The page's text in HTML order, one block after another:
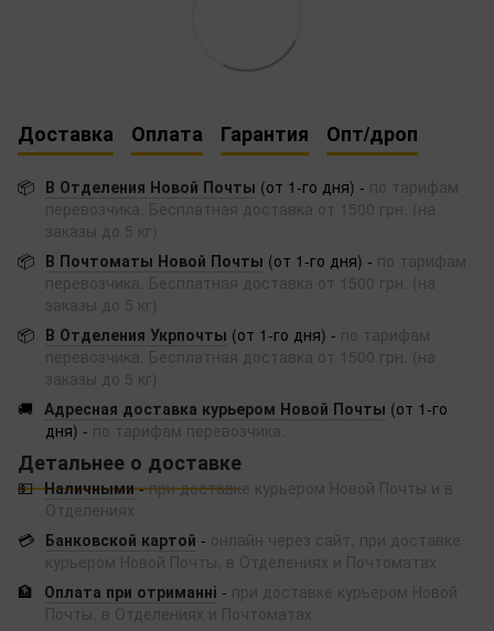
Доставка Оплата Гарантия Опт/дроп
📦 В Отделения Новой Почты (от 1-го дня) - по тарифам
перевозчика. Бесплатная доставка от 1500 грн. (на
заказы до 5 кг)
📦 В Почтоматы Новой Почты (от 1-го дня) - по тарифам
перевозчика. Бесплатная доставка от 1500 грн. (на
заказы до 5 кг)
📦 В Отделения Укрпочты (от 1-го дня) - по тарифам
перевозчика. Бесплатная доставка от 1500 грн. (на
заказы до 5 кг)
🚚 Адресная доставка курьером Новой Почты (от 1-го
дня) - по тарифам перевозчика.
Детальнее о доставке
💵 Наличными-при доставке курьером Новой Почты и в
Отделениях
💳 Банковской картой - онлайн через сайт, при доставке
курьером Новой Почты, в Отделениях и Почтоматах
🏦
Оплата при отриманні - при доставке курьером Новой
Почты, в Отделениях и Почтоматах